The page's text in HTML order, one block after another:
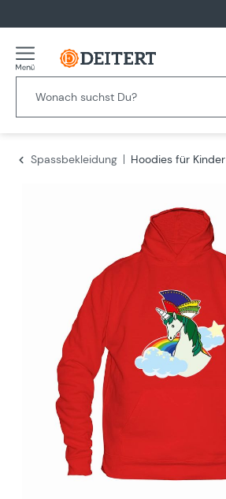
Spassbekleidung
Hoodies für Kinder